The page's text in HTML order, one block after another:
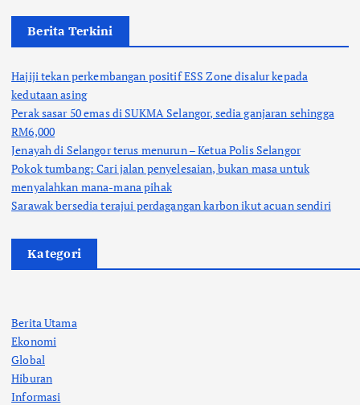
Berita Terkini
Hajiji tekan perkembangan positif ESS Zone disalur kepada
kedutaan asing
Perak sasar 50 emas di SUKMA Selangor, sedia ganjaran sehingga
RM6,000
Jenayah di Selangor terus menurun – Ketua Polis Selangor
Pokok tumbang: Cari jalan penyelesaian, bukan masa untuk
menyalahkan mana-mana pihak
Sarawak bersedia terajui perdagangan karbon ikut acuan sendiri
Kategori
Berita Utama
Ekonomi
Global
Hiburan
Informasi